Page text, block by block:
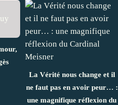
La Vérité nous change et il
ne faut pas en avoir peur… :
une magnifique réflexion du